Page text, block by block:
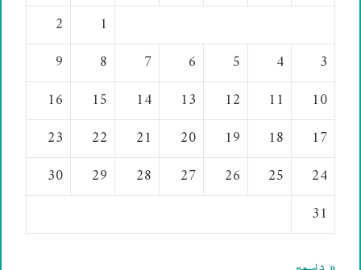
1
2
3
4
5
6
7
8
9
10
11
12
13
14
15
16
17
18
19
20
21
22
23
24
25
26
27
28
29
30
31